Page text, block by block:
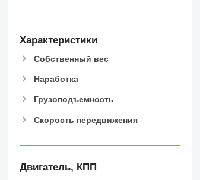
950
955
962
963
972
973
982
Характеристики
Собственный вес
Наработка
Грузоподъемность
Скорость передвижения
Двигатель, КПП